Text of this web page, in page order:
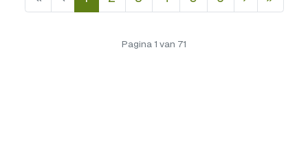
Pagina 1 van 71